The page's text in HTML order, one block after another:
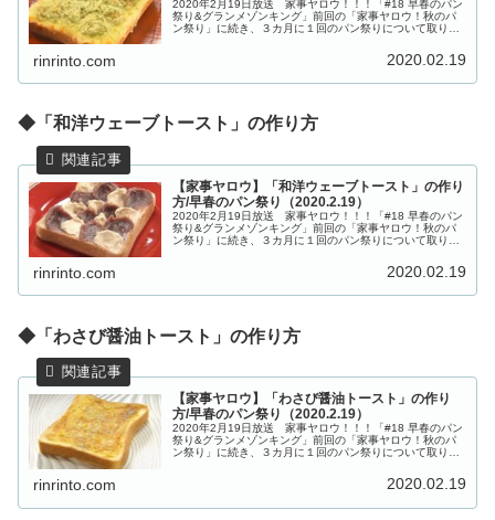
2020年2月19日放送 家事ヤロウ！！！「#18 早春のパン
祭り&グランメゾンキング」前回の「家事ヤロウ！秋のパ
ン祭り」に続き、３カ月に１回のパン祭りについて取り上
rinrinto.com 2020.02.19
◆「和洋ウェーブトースト」の作り方
【家事ヤロウ】「和洋ウェーブトースト」の作り
方/早春のパン祭り（2020.2.19）
2020年2月19日放送 家事ヤロウ！！！「#18 早春のパン
祭り&グランメゾンキング」前回の「家事ヤロウ！秋のパ
ン祭り」に続き、３カ月に１回のパン祭りについて取り上
rinrinto.com 2020.02.19
◆「わさび醤油トースト」の作り方
【家事ヤロウ】「わさび醤油トースト」の作り
方/早春のパン祭り（2020.2.19）
2020年2月19日放送 家事ヤロウ！！！「#18 早春のパン
祭り&グランメゾンキング」前回の「家事ヤロウ！秋のパ
ン祭り」に続き、３カ月に１回のパン祭りについて取り上
rinrinto.com 2020.02.19